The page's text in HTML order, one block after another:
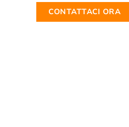
CONTATTACI ORA